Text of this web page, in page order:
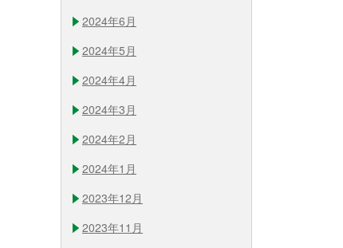
2024年6月
2024年5月
2024年4月
2024年3月
2024年2月
2024年1月
2023年12月
2023年11月